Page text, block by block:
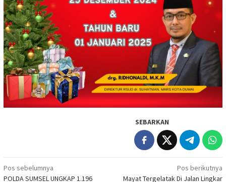
SEBARKAN
Navigasi
Pos sebelumnya
POLDA SUMSEL UNGKAP 1.196
Pos berikutnya
Mayat Tergelatak Di Jalan Lingkar